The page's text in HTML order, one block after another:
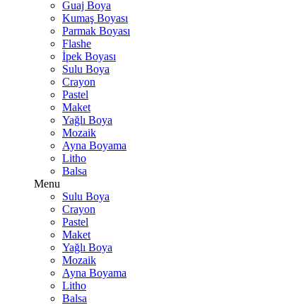
Guaj Boya
Kumaş Boyası
Parmak Boyası
Flashe
İpek Boyası
Sulu Boya
Crayon
Pastel
Maket
Yağlı Boya
Mozaik
Ayna Boyama
Litho
Balsa
Menu
Sulu Boya
Crayon
Pastel
Maket
Yağlı Boya
Mozaik
Ayna Boyama
Litho
Balsa